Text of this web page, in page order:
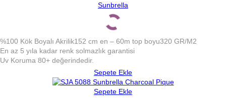
Sunbrella
%100 Kök Boyalı Akrilik152 cm en – 60m top boyu320 GR/M2
En az 5 yıla kadar renk solmazlık garantisi
Uv Koruma 80+ değerindedir.
Sepete Ekle
Sepete Ekle